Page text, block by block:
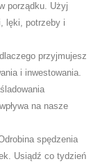
porządku. Użyj
lęki, potrzeby i
przyjmujesz
i inwestowania.
na nasze
spędzenia
Usiądź co tydzień